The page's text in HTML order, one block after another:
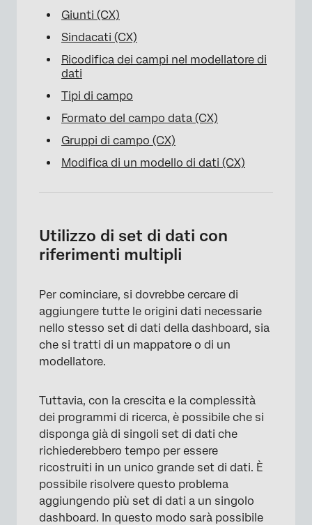
Giunti (CX)
Sindacati (CX)
Ricodifica dei campi nel modellatore di
dati
Tipi di campo
Formato del campo data (CX)
Gruppi di campo (CX)
Modifica di un modello di dati (CX)
Utilizzo di set di dati con
riferimenti multipli
Per cominciare, si dovrebbe cercare di
aggiungere tutte le origini dati necessarie
nello stesso set di dati della dashboard, sia
che si tratti di un mappatore o di un
modellatore.
Tuttavia, con la crescita e la complessità
dei programmi di ricerca, è possibile che si
disponga già di singoli set di dati che
richiederebbero tempo per essere
ricostruiti in un unico grande set di dati. È
possibile risolvere questo problema
aggiungendo più set di dati a un singolo
dashboard. In questo modo sarà possibile